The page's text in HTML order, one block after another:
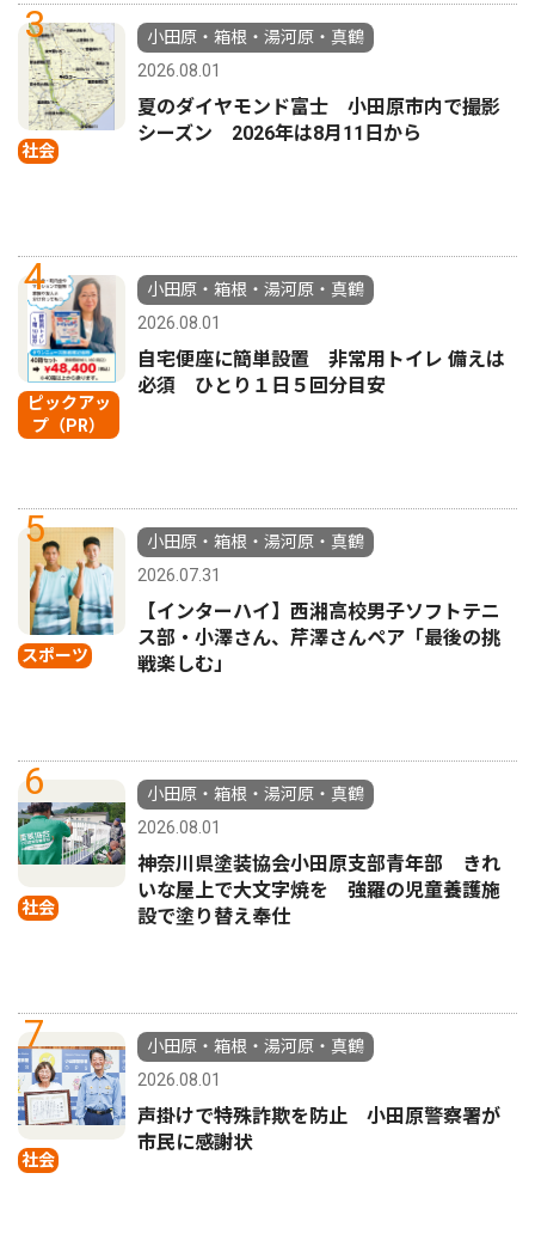
3
社会
小田原・箱根・湯河原・真鶴
2026.08.01
夏のダイヤモンド富士 小田原市内で撮影
シーズン 2026年は8月11日から
4
ピックアッ
プ（PR）
小田原・箱根・湯河原・真鶴
2026.08.01
自宅便座に簡単設置 非常用トイレ 備えは
必須 ひとり１日５回分目安
5
スポーツ
小田原・箱根・湯河原・真鶴
2026.07.31
【インターハイ】西湘高校男子ソフトテニ
ス部・小澤さん、芹澤さんペア「最後の挑
戦楽しむ」
6
社会
小田原・箱根・湯河原・真鶴
2026.08.01
神奈川県塗装協会小田原支部青年部 きれ
いな屋上で大文字焼を 強羅の児童養護施
設で塗り替え奉仕
7
社会
小田原・箱根・湯河原・真鶴
2026.08.01
声掛けで特殊詐欺を防止 小田原警察署が
市民に感謝状